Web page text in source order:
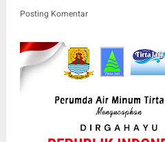
Posting Komentar